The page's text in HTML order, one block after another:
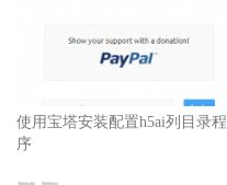
使用宝塔安装配置h5ai列目录程
序